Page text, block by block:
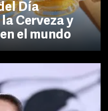
Día
Cerveza y
el mundo